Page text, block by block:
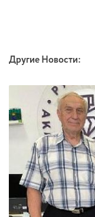
Другие Новости: